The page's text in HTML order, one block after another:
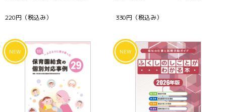
220円 （税込み） 330円 （税込み）